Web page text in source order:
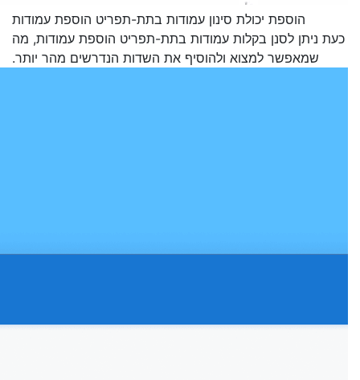
הוספת יכולת סינון עמודות בתת-תפריט הוספת עמודות
כעת ניתן לסנן בקלות עמודות בתת-תפריט הוספת עמודות, מה
שמאפשר למצוא ולהוסיף את השדות הנדרשים מהר יותר.